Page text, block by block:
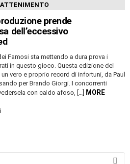
prende
dell’eccessivo
Famosi sta mettendo a dura prova i
in questo gioco. Questa edizione del
vero e proprio record di infortuni, da Paul
per Brando Giorgi. I concorrenti
con caldo afoso, […]
MORE